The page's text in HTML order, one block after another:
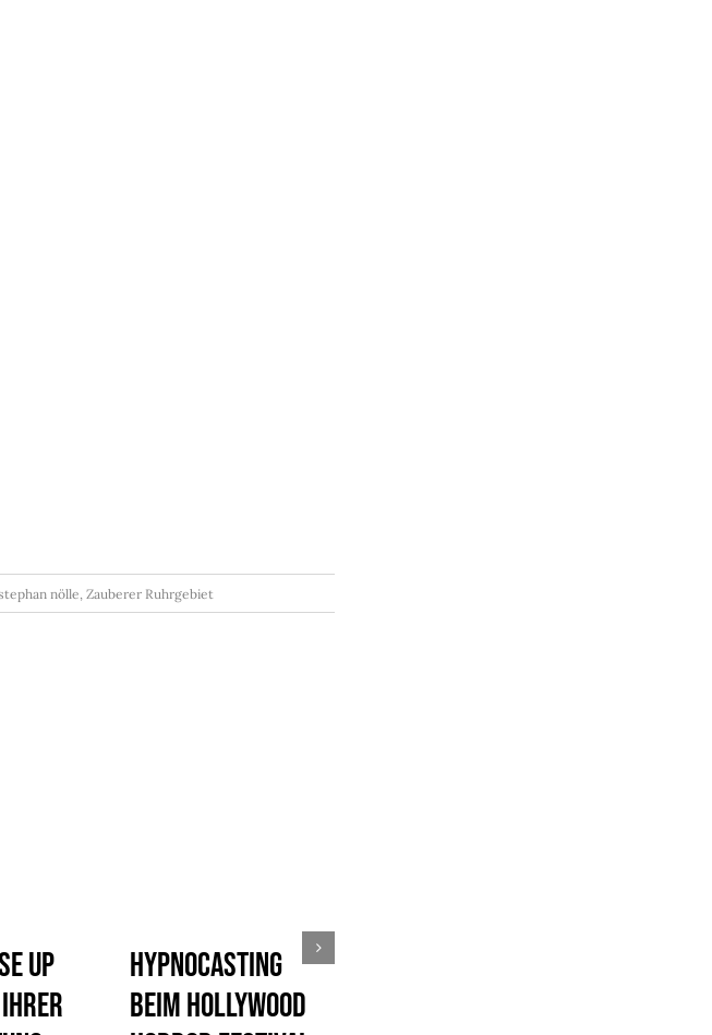
nölle ,Zauberer Ruhrgebiet
Up
Hypnocasting
beim Hollywood